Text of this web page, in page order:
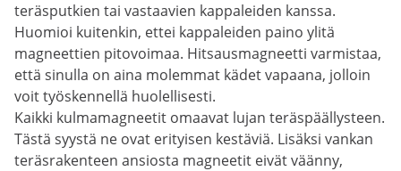
teräsputkien tai vastaavien kappaleiden kanssa.
Huomioi kuitenkin, ettei kappaleiden paino ylitä
magneettien pitovoimaa. Hitsausmagneetti varmistaa,
että sinulla on aina molemmat kädet vapaana, jolloin
voit työskennellä huolellisesti.
Kaikki kulmamagneetit omaavat lujan teräspäällysteen.
Tästä syystä ne ovat erityisen kestäviä. Lisäksi vankan
teräsrakenteen ansiosta magneetit eivät väänny,